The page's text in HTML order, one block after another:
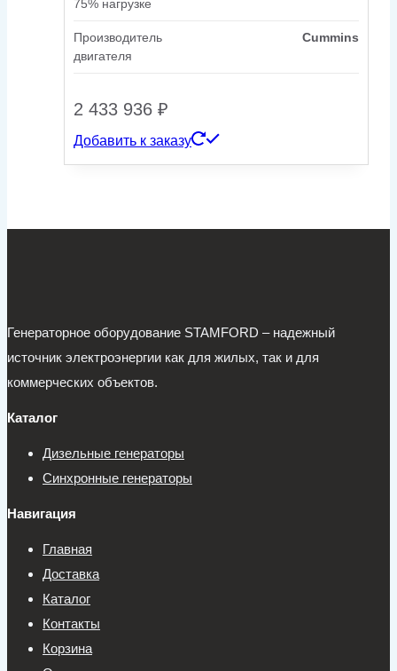
75% нагрузке
Производитель
двигателя
Cummins
2 433 936 ₽
Добавить к заказу
Генераторное оборудование STAMFORD – надежный
источник электроэнергии как для жилых, так и для
коммерческих объектов.
Каталог
Дизельные генераторы
Синхронные генераторы
Навигация
Главная
Доставка
Каталог
Контакты
Корзина